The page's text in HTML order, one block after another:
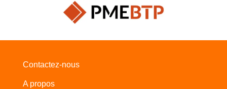
Contactez-nous
A propos